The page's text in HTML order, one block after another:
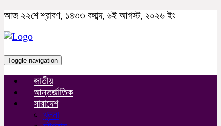
আজ ২২শে শ্রাবণ, ১৪৩৩ বঙ্গাব্দ, ৬ই আগস্ট, ২০২৬ ইং
Toggle navigation
জাতীয়
আন্তর্জাতিক
সারাদেশ
খুলনা